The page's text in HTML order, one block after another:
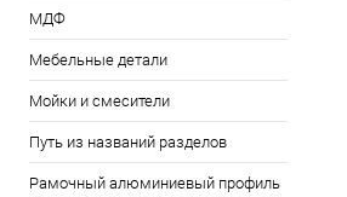
МДФ
Мебельные детали
Мойки и смесители
Путь из названий разделов
Рамочный алюминиевый профиль